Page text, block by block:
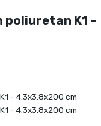
K1 –